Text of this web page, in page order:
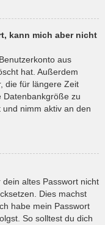
kann mich aber nicht
aus
hat. Außerdem
die für längere Zeit
Datenbankgröße zu
nimm aktiv an den
altes Passwort nicht
Dies machst
habe mein Passwort
So solltest du dich